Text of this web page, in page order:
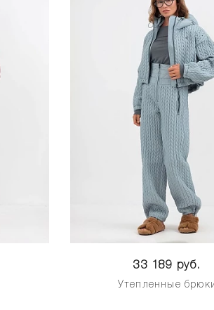
33 189 руб.
Утепленные